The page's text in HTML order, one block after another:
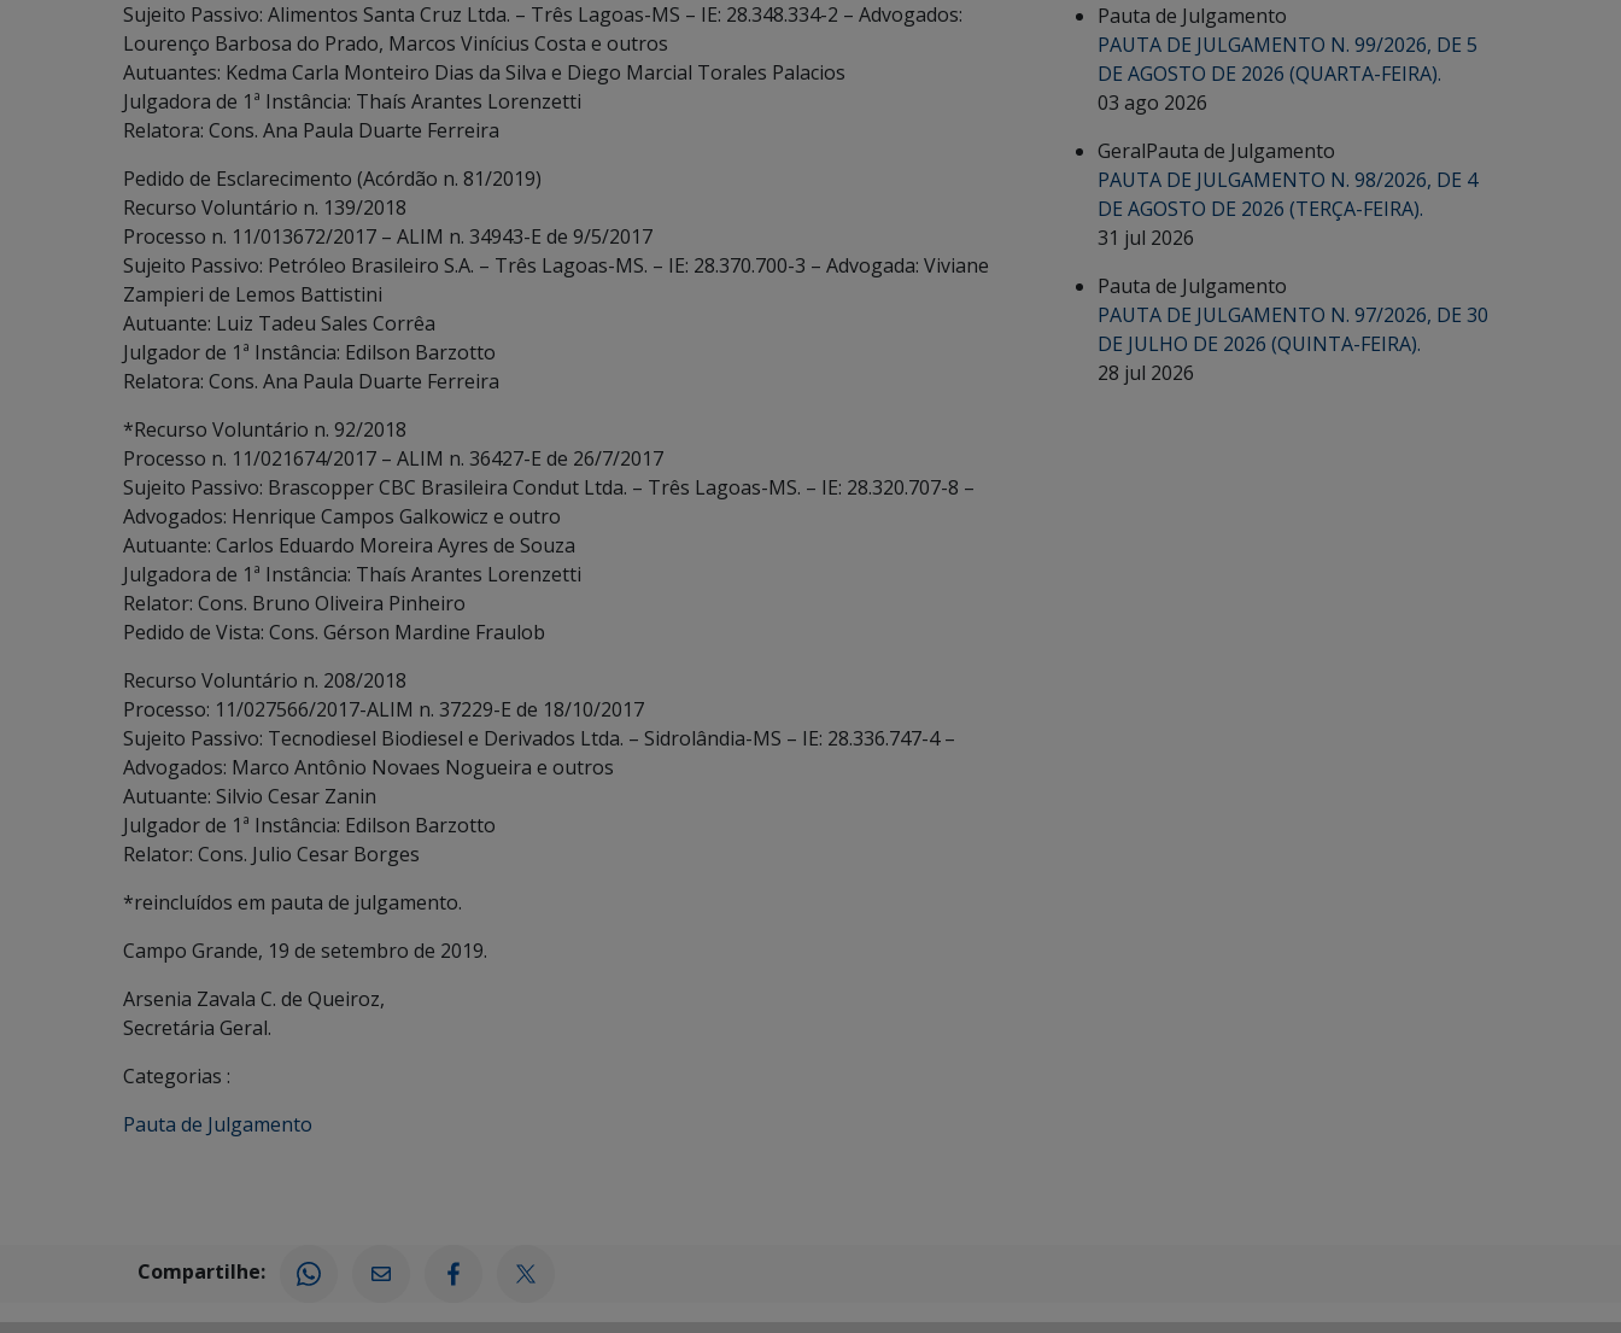
Sujeito Passivo: Alimentos Santa Cruz Ltda. – Três Lagoas-MS – IE: 28.348.334-2 – Advogados:
Lourenço Barbosa do Prado, Marcos Vinícius Costa e outros
Autuantes: Kedma Carla Monteiro Dias da Silva e Diego Marcial Torales Palacios
Julgadora de 1ª Instância: Thaís Arantes Lorenzetti
Relatora: Cons. Ana Paula Duarte Ferreira
Pedido de Esclarecimento (Acórdão n. 81/2019)
Recurso Voluntário n. 139/2018
Processo n. 11/013672/2017 – ALIM n. 34943-E de 9/5/2017
Sujeito Passivo: Petróleo Brasileiro S.A. – Três Lagoas-MS. – IE: 28.370.700-3 – Advogada: Viviane
Zampieri de Lemos Battistini
Autuante: Luiz Tadeu Sales Corrêa
Julgador de 1ª Instância: Edilson Barzotto
Relatora: Cons. Ana Paula Duarte Ferreira
*Recurso Voluntário n. 92/2018
Processo n. 11/021674/2017 – ALIM n. 36427-E de 26/7/2017
Sujeito Passivo: Brascopper CBC Brasileira Condut Ltda. – Três Lagoas-MS. – IE: 28.320.707-8 –
Advogados: Henrique Campos Galkowicz e outro
Autuante: Carlos Eduardo Moreira Ayres de Souza
Julgadora de 1ª Instância: Thaís Arantes Lorenzetti
Relator: Cons. Bruno Oliveira Pinheiro
Pedido de Vista: Cons. Gérson Mardine Fraulob
Recurso Voluntário n. 208/2018
Processo: 11/027566/2017-ALIM n. 37229-E de 18/10/2017
Sujeito Passivo: Tecnodiesel Biodiesel e Derivados Ltda. – Sidrolândia-MS – IE: 28.336.747-4 –
Advogados: Marco Antônio Novaes Nogueira e outros
Autuante: Silvio Cesar Zanin
Julgador de 1ª Instância: Edilson Barzotto
Relator: Cons. Julio Cesar Borges
*reincluídos em pauta de julgamento.
Campo Grande, 19 de setembro de 2019.
Arsenia Zavala C. de Queiroz,
Secretária Geral.
Categorias :
Pauta de Julgamento
Pauta de Julgamento
PAUTA DE JULGAMENTO N. 99/2026, DE 5
DE AGOSTO DE 2026 (QUARTA-FEIRA).
03 ago 2026
GeralPauta de Julgamento
PAUTA DE JULGAMENTO N. 98/2026, DE 4
DE AGOSTO DE 2026 (TERÇA-FEIRA).
31 jul 2026
Pauta de Julgamento
PAUTA DE JULGAMENTO N. 97/2026, DE 30
DE JULHO DE 2026 (QUINTA-FEIRA).
28 jul 2026
Compartilhe: